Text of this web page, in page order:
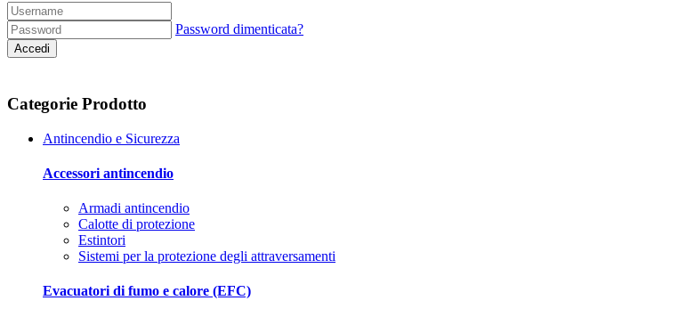
Password dimenticata?
Accedi
Categorie Prodotto
Antincendio e Sicurezza
Accessori antincendio
Armadi antincendio
Calotte di protezione
Estintori
Sistemi per la protezione degli attraversamenti
Evacuatori di fumo e calore (EFC)